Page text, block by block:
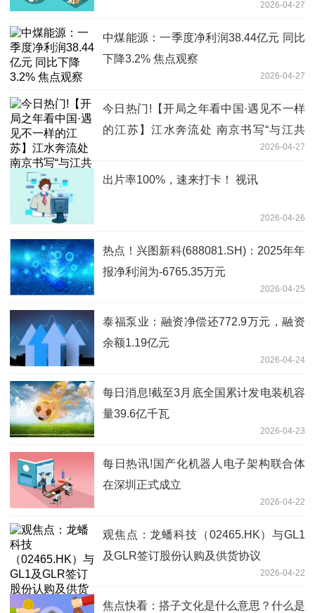
2026-04-27
中煤能源：一季度净利润38.44亿元 同比
下降3.2% 焦点观察
2026-04-27
今日热门!【开局之年看中国·遇见不一样
的江苏】江水奔流处 南京书写“与江共
2026-04-27
出片率100%，速来打卡！ 视讯
2026-04-26
热点！兴图新科(688081.SH)：2025年年
报净利润为-6765.35万元
2026-04-25
泰福泵业：融资净偿还772.9万元，融资
余额1.19亿元
2026-04-24
每日消息!截至3月底全国累计发电装机容
量39.6亿千瓦
2026-04-23
每日热讯!国产化机器人电子架构联合体
在深圳正式成立
2026-04-22
观焦点：龙蟠科技（02465.HK）与GL1
及GLR签订股份认购及供货协议
2026-04-22
焦点快看：搭子文化是什么意思？什么是